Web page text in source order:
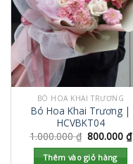
BÓ HOA KHAI TRƯƠNG
Bó Hoa Khai Trương |
HCVBKT04
1.000.000₫ 800.000₫
Thêm vào giỏ hàng